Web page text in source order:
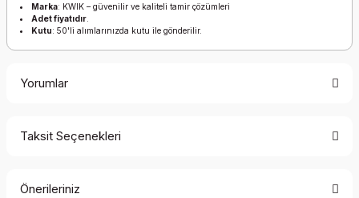
Marka: KWIK – güvenilir ve kaliteli tamir çözümleri
Adet fiyatıdır
Kutu: 50'li alımlarınızda kutu ile gönderilir.
Yorumlar
Taksit Seçenekleri
Önerileriniz